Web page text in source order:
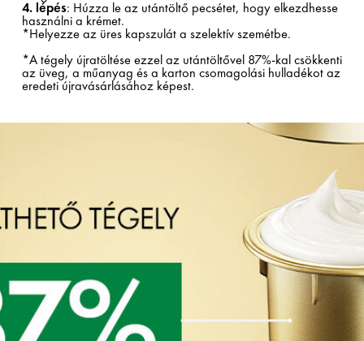
4. lépés: Húzza le az utántöltő pecsétet, hogy elkezdhesse
használni a krémet.
*Helyezze az üres kapszulát a szelektív szemétbe.
*A tégely újratöltése ezzel az utántöltővel 87%-kal csökkenti
az üveg, a műanyag és a karton csomagolási hulladékot az
eredeti újravásárlásához képest.